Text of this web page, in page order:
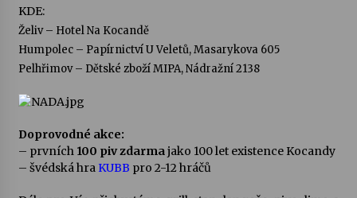
Votavžatský ploty
23. 7. 2026
Vysočinka
KDE:
Želiv – Hotel Na Kocandě
Humpolec – Papírnictví U Veletů, Masarykova 605
Pelhřimov – Dětské zboží MIPA, Nádražní 2138
Doprovodné akce:
– prvních 100 piv zdarmajako 100 let existence Kocandy
– švédská hra KUBB pro 2-12 hráčů